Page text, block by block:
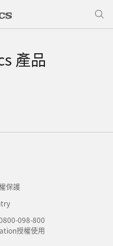
產品
保護
098-800
授權使用